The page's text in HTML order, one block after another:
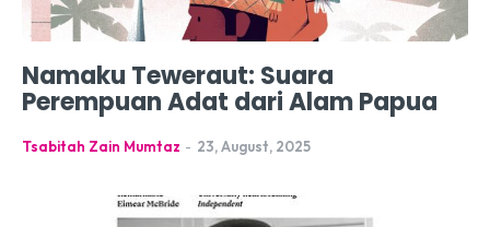
Namaku Teweraut: Suara
Perempuan Adat dari Alam Papua
Tsabitah Zain Mumtaz - 23, August, 2025